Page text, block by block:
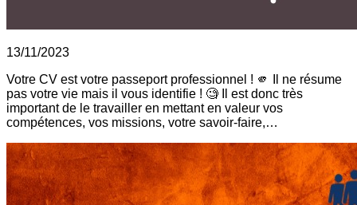
13/11/2023
Votre CV est votre passeport professionnel ! 🫵 Il ne résume
pas votre vie mais il vous identifie ! 🧐 Il est donc très
important de le travailler en mettant en valeur vos
compétences, vos missions, votre savoir-faire,…